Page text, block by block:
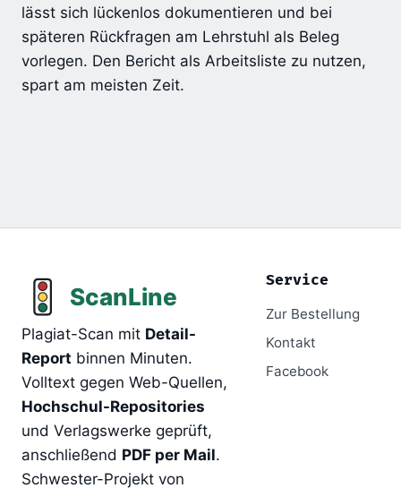
lässt sich lückenlos dokumentieren und bei
späteren Rückfragen am Lehrstuhl als Beleg
vorlegen. Den Bericht als Arbeitsliste zu nutzen,
spart am meisten Zeit.
Plagiat-Scan mit Detail-
Report binnen Minuten.
Volltext gegen Web-Quellen,
Hochschul-Repositories
und Verlagswerke geprüft,
anschließend PDF per Mail.
Schwester-Projekt von
Service
Zur Bestellung
Kontakt
Facebook